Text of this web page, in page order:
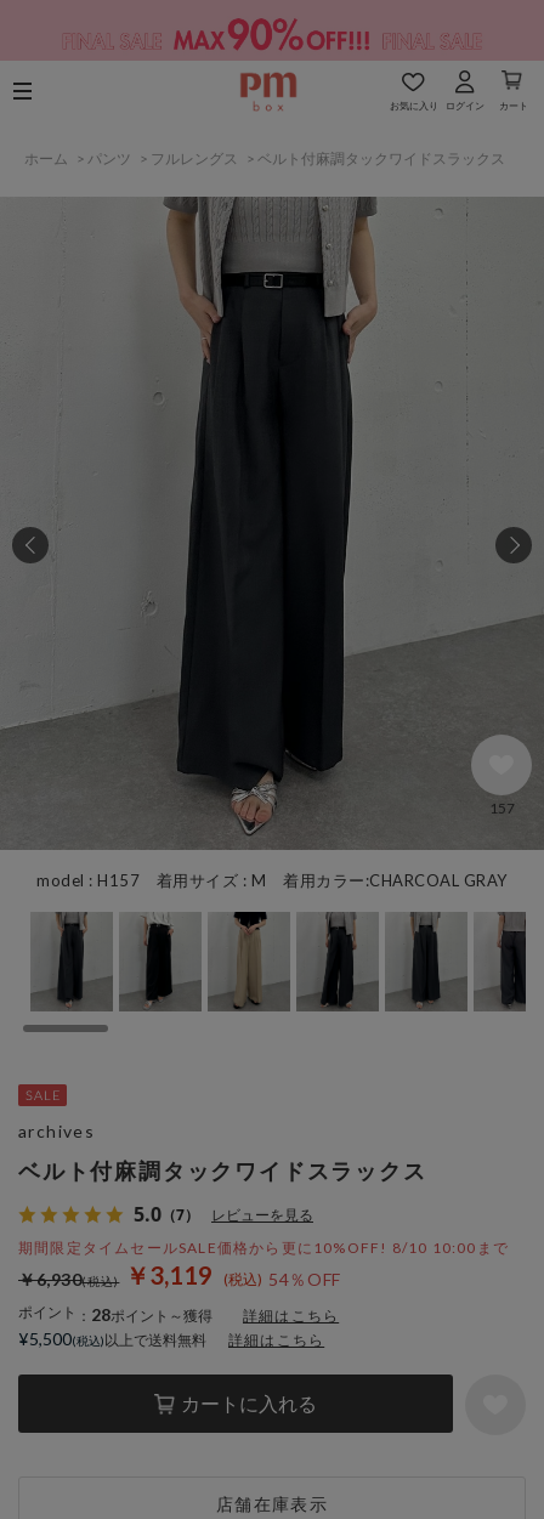
お気に入り ログイン カート
ホーム > パンツ > フルレングス > ベルト付麻調タックワイドスラックス
model : H157 着用サイズ : M 着用カラー:CHARCOAL GRAY
157
ベルト付麻調タックワイドスラックス
5.0 （7） レビューを見る
期間限定タイムセールSALE価格から更に10%OFF! 8/10 10:00まで
￥3,119 54％OFF
￥6,930
ポイント ： 28ポイント～獲得 詳細はこちら
カートに入れる
店舗在庫表示
archives
¥5,500 以上で送料無料 詳細はこちら